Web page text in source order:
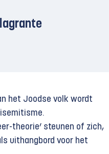
het Joodse volk wordt
theorie’ steunen of zich,
uithangbord voor het